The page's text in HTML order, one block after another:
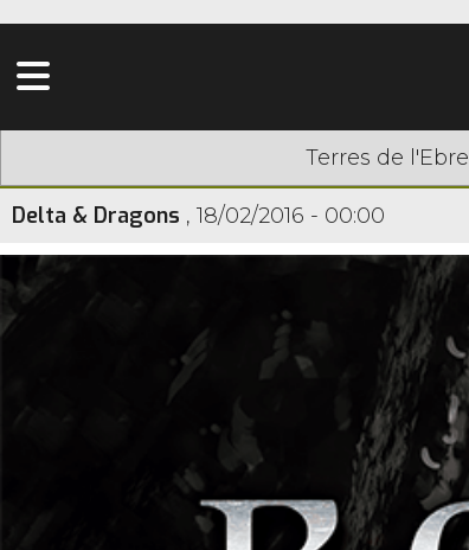
Terres de l'Ebre
Delta & Dragons , 18/02/2016 - 00:00